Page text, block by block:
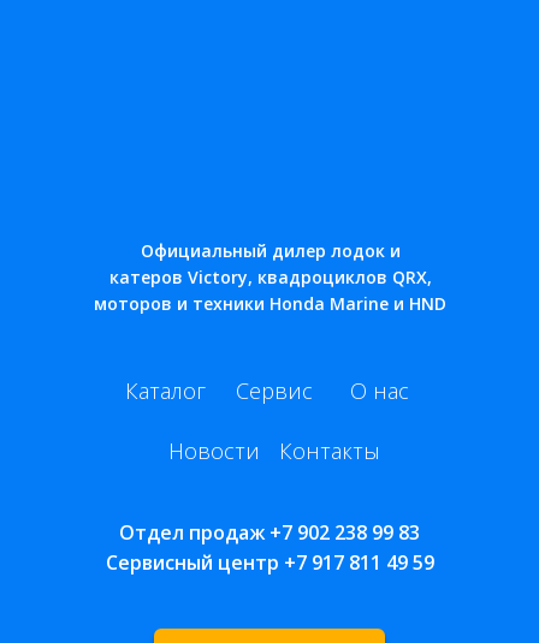
Официальный дилер лодок и
катеров Victory, квадроциклов QRX,
моторов и техники Honda Marine и HND
Отдел продаж+7 902 238 99 83
Сервисный центр +7 917 811 49 59
Каталог Сервис О нас
Новости Контакты